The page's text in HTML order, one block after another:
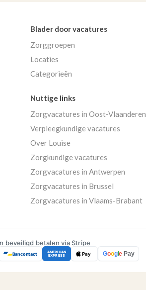
Blader door vacatures
Zorggroepen
Locaties
Categorieën
Nuttige links
Zorgvacatures in Oost-Vlaanderen
Verpleegkundige vacatures
Over Louise
Zorgkundige vacatures
Zorgvacatures in Antwerpen
Zorgvacatures in Brussel
Zorgvacatures in Vlaams-Brabant
beveiligd betalen via Stripe
Bancontact AMERICAN
EXPRESS Pay Google Pay